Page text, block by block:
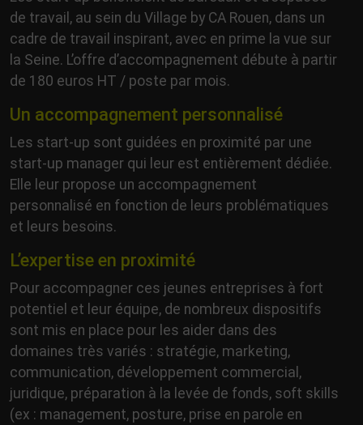
de travail, au sein du Village by CA Rouen, dans un
cadre de travail inspirant, avec en prime la vue sur
la Seine. L’offre d’accompagnement débute à partir
de 180 euros HT / poste par mois.
Un accompagnement personnalisé
Les start-up sont guidées en proximité par une
start-up manager qui leur est entièrement dédiée.
Elle leur propose un accompagnement
personnalisé en fonction de leurs problématiques
et leurs besoins.
L’expertise en proximité
Pour accompagner ces jeunes entreprises à fort
potentiel et leur équipe, de nombreux dispositifs
sont mis en place pour les aider dans des
domaines très variés : stratégie, marketing,
communication, développement commercial,
juridique, préparation à la levée de fonds, soft skills
(ex : management, posture, prise en parole en